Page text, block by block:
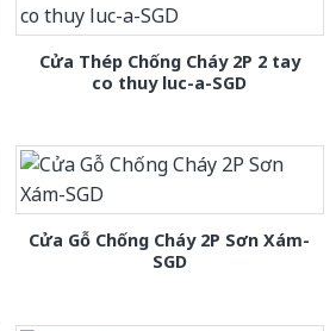
Cửa Thép Chống Cháy 2P 2 tay
co thuy luc-a-SGD
Cửa Gỗ Chống Cháy 2P Sơn Xám-
SGD